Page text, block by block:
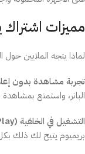
مميزات اشتراك
لماذا يتجه الملايين حول
تجربة مشاهدة بدون
البانر، واستمتع
التشغيل في الخلفية (Background Play):
بريميوم يتيح لك ذلك